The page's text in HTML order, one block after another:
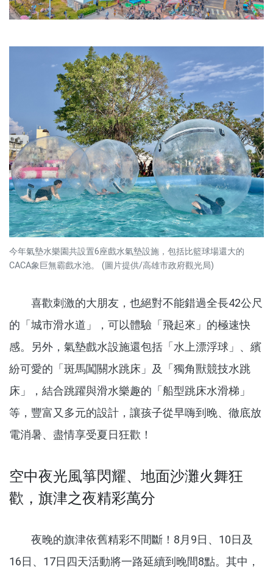
今年氣墊水樂園共設置6座戲水氣墊設施，包括比籃球場還大的
CACA象巨無霸戲水池。 (圖片提供/高雄市政府觀光局)
喜歡刺激的大朋友，也絕對不能錯過全長42公尺
的「城市滑水道」，可以體驗「飛起來」的極速快
感。另外，氣墊戲水設施還包括「水上漂浮球」、繽
紛可愛的「斑馬闖關水跳床」及「獨角獸競技水跳
床」，結合跳躍與滑水樂趣的「船型跳床水滑梯」
等，豐富又多元的設計，讓孩子從早嗨到晚、徹底放
電消暑、盡情享受夏日狂歡！
空中夜光風箏閃耀、地面沙灘火舞狂
歡，旗津之夜精彩萬分
夜晚的旗津依舊精彩不間斷！8月9日、10日及
16日、17日四天活動將一路延續到晚間8點。其中，